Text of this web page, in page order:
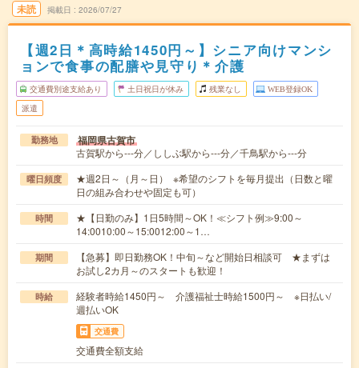
未読 掲載日 2026/07/27
【週2日＊高時給1450円～】シニア向けマンシ
ョンで食事の配膳や見守り＊介護
交通費別途支給あり 土日祝日が休み 残業なし WEB登録OK
派遣
勤務地 福岡県古賀市
古賀駅から---分／ししぶ駅から---分／千鳥駅から---分
曜日頻度
★週2日～（月～日） ※希望のシフトを毎月提出（日数と曜
日の組み合わせや固定も可）
時間
★【日勤のみ】1日5時間～OK！≪シフト例≫9:00～
14:0010:00～15:0012:00～1…
期間
【急募】即日勤務OK！中旬～など開始日相談可 ★まずは
お試し2カ月～のスタートも歓迎！
時給
経験者時給1450円～ 介護福祉士時給1500円～ ※日払い/
週払いOK
交通費
交通費全額支給